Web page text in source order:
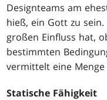
Designteams am
hieß, ein Gott zu
großen Einfluss hat,
bestimmten
vermittelt eine Menge
Statische Fähigkeit